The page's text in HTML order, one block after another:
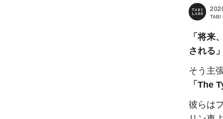
TABI
「将来
される
そう主
「The
彼らは